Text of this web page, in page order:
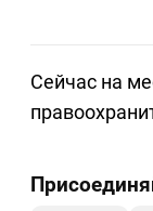
Сейчас на